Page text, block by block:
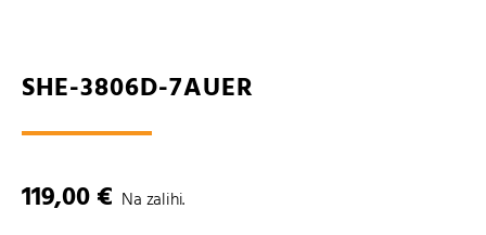
SHE-3806D-7AUER
119,00€ Na zalihi.